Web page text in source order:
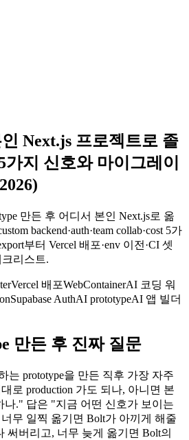
Next.js 프로젝트로 졸
지 신호와 마이그레이
만든 후 어디서 본인 Next.js로 옮
backend·auth·team collab·cost 5가
부터 Vercel 배포·env 이전·CI 셋
리스트.
Vercel 배포WebContainerAI 코딩 워
Supabase AuthAI prototypeAI 앱 빌더
만든 후 진짜 질문
는 prototype을 만든 직후 가장 자주
로 production 가도 되나, 아니면 본
나." 답은 "지금 어떤 신호가 보이는
무 일찍 옮기면 Bolt가 아끼게 해줄
써버리고, 너무 늦게 옮기면 Bolt의